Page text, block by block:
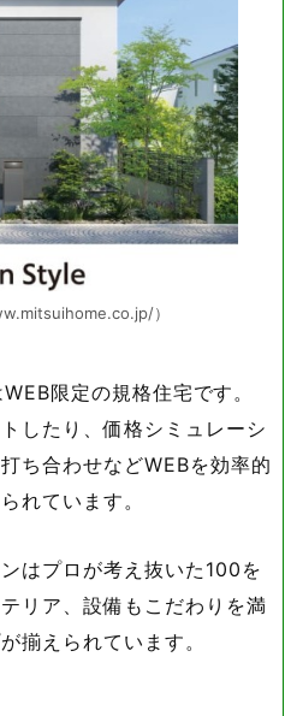
）
限定の規格住宅です。
したり、価格シミュレーシ
ち合わせなどWEBを効率的
れています。
はプロが考え抜いた100を
リア、設備もこだわりを満
揃えられています。